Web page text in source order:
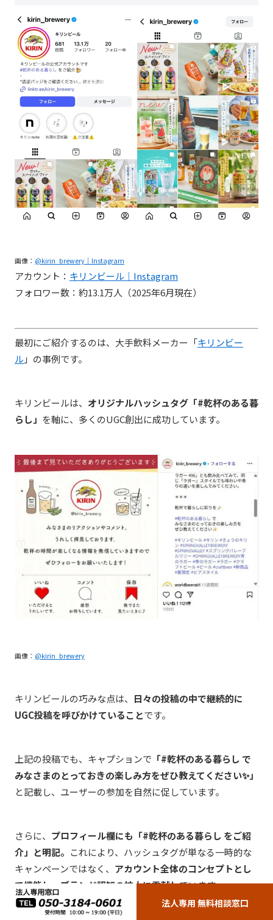
画像： @kirin_brewery｜Instagram
アカウント： キリンビール｜Instagram
フォロワー数：約13.1万人（2025年6月現在）
最初にご紹介するのは、大手飲料メーカー「キリンビー
ル 」の事例です。
キリンビールは、 オリジナルハッシュタグ「#乾杯のある暮
らし」 を軸に、多くのUGC創出に成功しています。
画像： @kirin_brewery
キリンビールの巧みな点は、 日々の投稿の中で継続的に
UGC投稿を呼びかけていることです。
上記の投稿でも、キャプションで 「#乾杯のある暮らし で
みなさまのとっておきの楽しみ方をぜひ教えてください✨」
と記載し、ユーザーの参加を自然に促しています。
さらに、 プロフィール欄にも「#乾杯のある暮らし をご紹
介」と明記。 これにより、ハッシュタグが単なる一時的な
キャンペーンではなく、 アカウント全体のコンセプトとし
て機能し、ブランド認知の拡大に貢献しています。
法人専用 無料相談窓口